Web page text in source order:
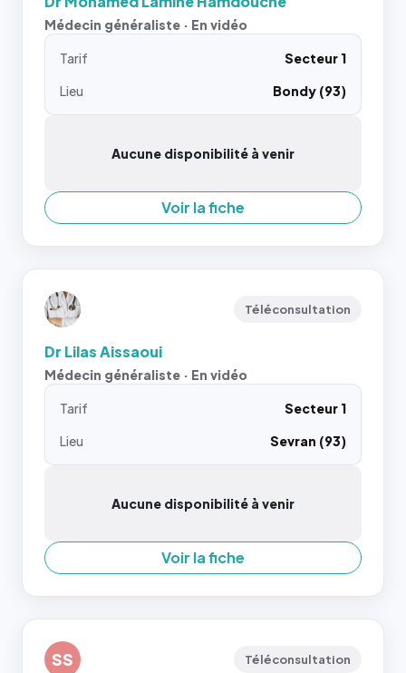
Médecin généraliste · En vidéo
Tarif
Secteur 1
Lieu
Bondy (93)
Aucune disponibilité à venir
Voir la fiche
Téléconsultation
Dr Lilas Aissaoui
Médecin généraliste · En vidéo
Tarif
Secteur 1
Lieu
Sevran (93)
Aucune disponibilité à venir
Voir la fiche
SS Téléconsultation